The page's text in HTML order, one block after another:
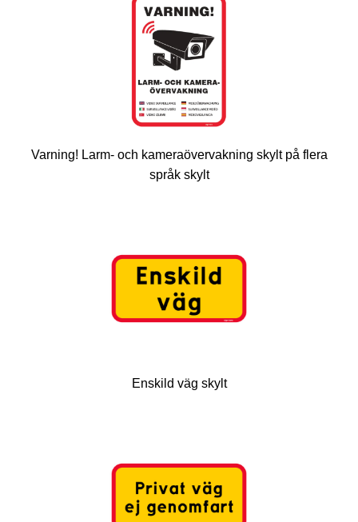
Varning! Larm- och kameraövervakning skylt på flera
språk skylt
Enskild väg skylt